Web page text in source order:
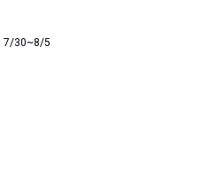
7/30~8/5